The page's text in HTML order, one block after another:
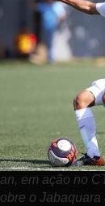
em ação no
o